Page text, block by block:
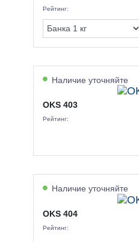
Рейтинг:
Наличие уточняйте
OKS 403
Рейтинг:
Наличие уточняйте
OKS 404
Рейтинг: